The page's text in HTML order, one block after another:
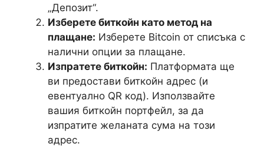
„Депозит“.
Изберете биткойн като метод на
плащане: Изберете Bitcoin от списъка с
налични опции за плащане.
Изпратете биткойн: Платформата ще
ви предостави биткойн адрес (и
евентуално QR код). Използвайте
вашия биткойн портфейл, за да
изпратите желаната сума на този
адрес.